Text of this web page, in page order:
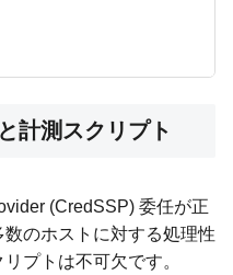
計測スクリプト
(CredSSP) 委任が正
のホストに対する処理性
プトは不可欠です。